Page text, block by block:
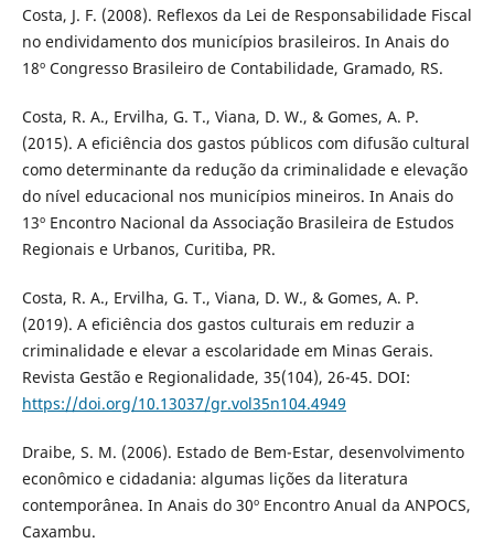
Costa, J. F. (2008). Reflexos da Lei de Responsabilidade Fiscal
no endividamento dos municípios brasileiros. In Anais do
18º Congresso Brasileiro de Contabilidade, Gramado, RS.
Costa, R. A., Ervilha, G. T., Viana, D. W., & Gomes, A. P.
(2015). A eficiência dos gastos públicos com difusão cultural
como determinante da redução da criminalidade e elevação
do nível educacional nos municípios mineiros. In Anais do
13º Encontro Nacional da Associação Brasileira de Estudos
Regionais e Urbanos, Curitiba, PR.
Costa, R. A., Ervilha, G. T., Viana, D. W., & Gomes, A. P.
(2019). A eficiência dos gastos culturais em reduzir a
criminalidade e elevar a escolaridade em Minas Gerais.
Revista Gestão e Regionalidade, 35(104), 26-45. DOI:
https://doi.org/10.13037/gr.vol35n104.4949
Draibe, S. M. (2006). Estado de Bem-Estar, desenvolvimento
econômico e cidadania: algumas lições da literatura
contemporânea. In Anais do 30º Encontro Anual da ANPOCS,
Caxambu.